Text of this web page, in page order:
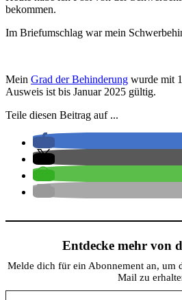
bekommen.
Im Briefumschlag war mein
Mein Grad der Behinderung wurde mit
Ausweis ist bis Januar 2025 gültig.
Teile diesen Beitrag auf ...
Entdecke mehr von
Melde dich für ein Abonnement an, um die neuesten Beiträge per E-
Mail zu
Gib deine E-Mail-Adresse ein ...